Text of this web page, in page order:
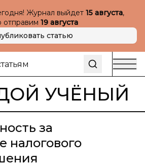
Журнал выйдет 15 августа,
отправим 19 августа
статью
УЧЁНЫЙ
за
налогового